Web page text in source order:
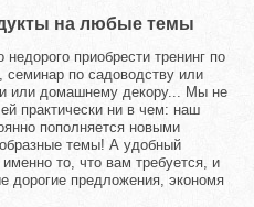
на любые темы
приобрести тренинг по
семинар по садоводству или
или домашнему декору... Мы не
практически ни в чем: наш
пополняется новыми
темы! А удобный
то, что вам требуется, и
дорогие предложения, экономя